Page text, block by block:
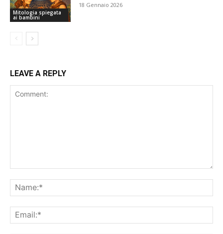
Mitologia spiegata
ai bambini
18 Gennaio 2026
LEAVE A REPLY